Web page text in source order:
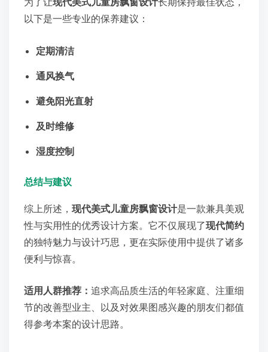
以下是一些专业的保养建议：
定期清洁
通风换气
避免阳光直射
及时维修
湿度控制
总结与建议
综上所述， 现代美式儿童房飘窗设计是一款兼具美观
性与实用性的优秀设计方案。它不仅展现了现代简约
的独特魅力与设计巧思，更在实际使用中提供了诸多
便利与惊喜。
适用人群推荐： 追求高品质生活的年轻家庭、注重细
节的改善型业主、以及对效果图感兴趣的朋友们都值
得参考本案的设计思路。